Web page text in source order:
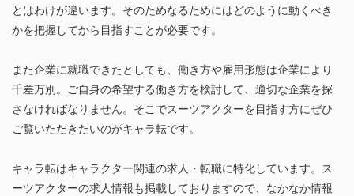
とはわけが違います。そのためなるためにはどのように動くべき
かを把握してから目指すことが必要です。
また企業に就職できたとしても、働き方や雇用形態は企業により
千差万別。ご自身の希望する働き方を検討して、適切な企業を探
さなければなりません。そこでスーツアクターを目指す方にぜひ
ご覧いただきたいのがキャラ転です。
キャラ転はキャラクター関連の求人・転職に特化しています。ス
ーツアクターの求人情報も掲載しておりますので、なかなか情報